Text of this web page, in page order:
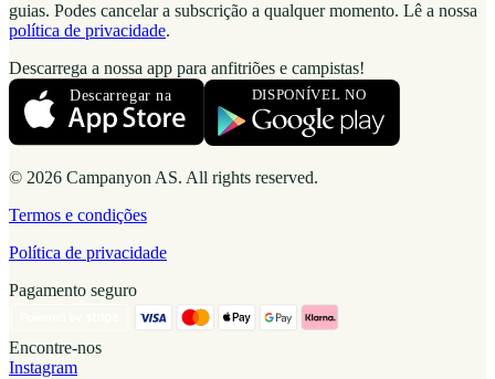
guias. Podes cancelar a subscrição a qualquer momento. Lê a nossa
política de privacidade.
Descarrega a nossa app para anfitriões e campistas!
© 2026 Campanyon AS. All rights reserved.
Termos e condições
Política de privacidade
Pagamento seguro
Encontre-nos
Instagram